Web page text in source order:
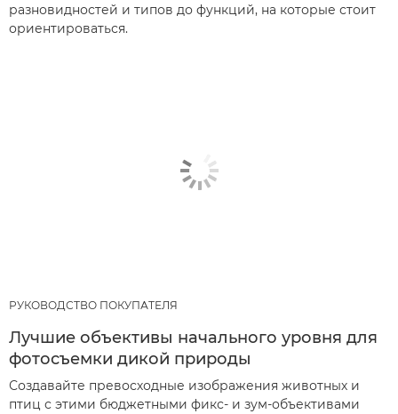
разновидностей и типов до функций, на которые стоит
ориентироваться.
РУКОВОДСТВО ПОКУПАТЕЛЯ
Лучшие объективы начального уровня для
фотосъемки дикой природы
Создавайте превосходные изображения животных и
птиц с этими бюджетными фикс- и зум-объективами